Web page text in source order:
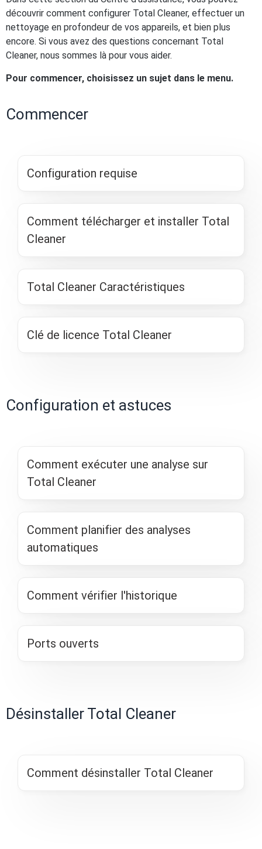
découvrir comment configurer Total Cleaner, effectuer un
nettoyage en profondeur de vos appareils, et bien plus
encore. Si vous avez des questions concernant Total
Cleaner, nous sommes là pour vous aider.
Pour commencer, choisissez un sujet dans le menu.
Commencer
Configuration requise
Comment télécharger et installer Total
Cleaner
Total Cleaner Caractéristiques
Clé de licence Total Cleaner
Configuration et astuces
Comment exécuter une analyse sur
Total Cleaner
Comment planifier des analyses
automatiques
Comment vérifier l'historique
Ports ouverts
Désinstaller Total Cleaner
Comment désinstaller Total Cleaner